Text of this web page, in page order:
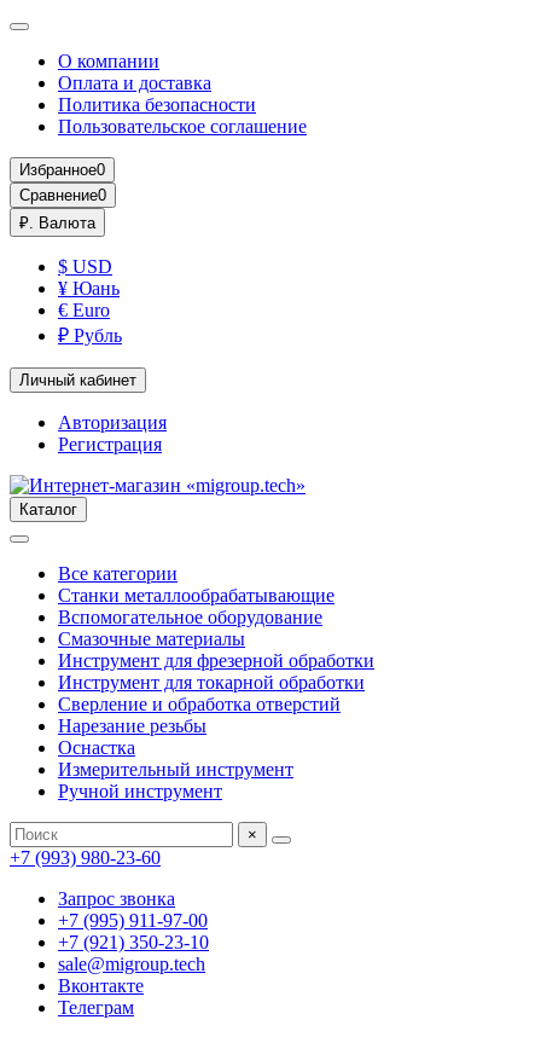
О компании
Оплата и доставка
Политика безопасности
Пользовательское соглашение
Избранное0
Сравнение0
₽. Валюта
$ USD
¥ Юань
€ Euro
₽ Рубль
Личный кабинет
Авторизация
Регистрация
Каталог
Все категории
Станки металлообрабатывающие
Вспомогательное оборудование
Смазочные материалы
Инструмент для фрезерной обработки
Инструмент для токарной обработки
Сверление и обработка отверстий
Нарезание резьбы
Оснастка
Измерительный инструмент
Ручной инструмент
×
+7 (993) 980-23-60
Запрос звонка
+7 (995) 911-97-00
+7 (921) 350-23-10
sale@migroup.tech
Вконтакте
Телеграм